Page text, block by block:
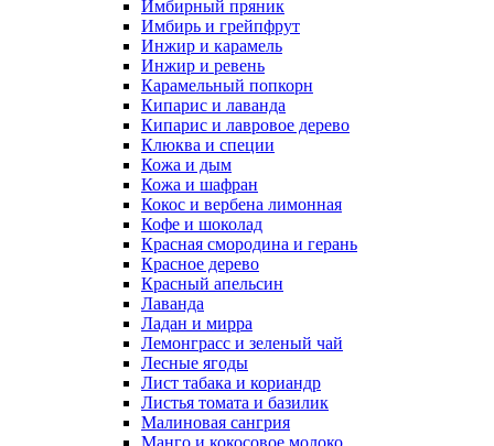
Имбирный пряник
Имбирь и грейпфрут
Инжир и карамель
Инжир и ревень
Карамельный попкорн
Кипарис и лаванда
Кипарис и лавровое дерево
Клюква и специи
Кожа и дым
Кожа и шафран
Кокос и вербена лимонная
Кофе и шоколад
Красная смородина и герань
Красное дерево
Красный апельсин
Лаванда
Ладан и мирра
Лемонграсс и зеленый чай
Лесные ягоды
Лист табака и кориандр
Листья томата и базилик
Малиновая сангрия
Манго и кокосовое молоко